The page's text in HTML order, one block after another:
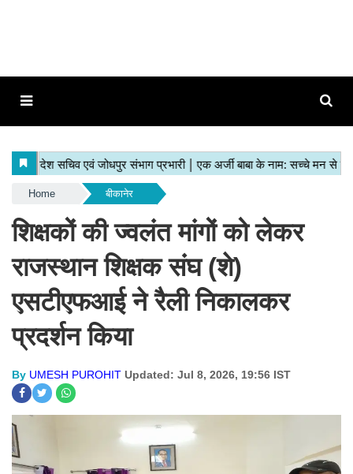
Home बीकानेर
शिक्षकों की ज्वलंत मांगों को लेकर
राजस्थान शिक्षक संघ (शे)
एसटीएफआई ने रैली निकालकर
प्रदर्शन किया
By UMESH PUROHIT Updated: Jul 8, 2026, 19:56 IST